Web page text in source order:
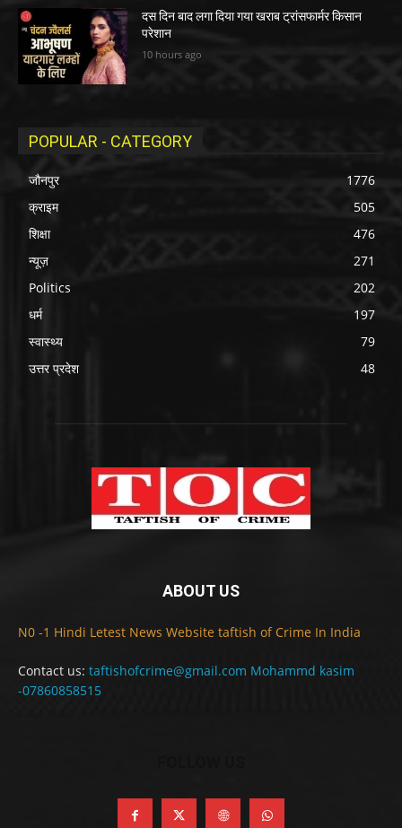
दस दिन बाद लगा दिया गया खराब ट्रांसफार्मर किसान
परेशान
10 hours ago
POPULAR - CATEGORY
जौनपुर
1776
क्राइम
505
शिक्षा
476
न्यूज़
271
Politics
202
धर्म
197
स्वास्थ्य
79
उत्तर प्रदेश
48
ABOUT US
N0 -1 Hindi Letest News Website taftish of Crime In India
Contact us: taftishofcrime@gmail.com Mohammd kasim
-07860858515